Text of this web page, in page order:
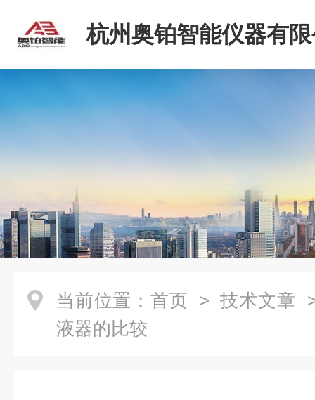
杭州奥铂智能仪器有
当前位置： 首页 > 技术文章
液器的比较